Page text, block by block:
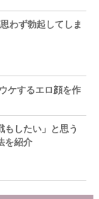
わず勃起してしま
ケするエロ顔を作
もしたい」と思う
を紹介